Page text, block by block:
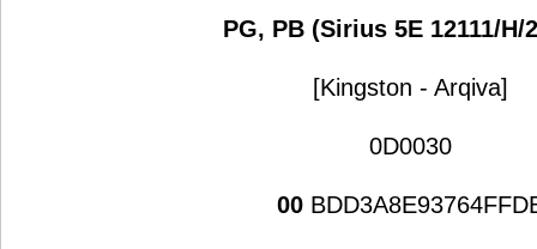
PG, PB (Sirius 5E 12111/H/
[Kingston - Arqiva]
0D0030
00